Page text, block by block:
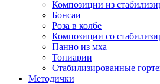
Композиции из
Бонсаи
Роза в колбе
Композиции со
Панно из мха
Топиарии
Стабилизированные
Методички